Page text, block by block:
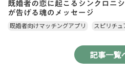
既婚者の恋に起こるシンクロニ
が告げる魂のメッセージ
既婚者向けマッチングアプリ スピリチュ
記事一覧